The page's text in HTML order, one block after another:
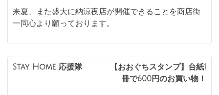
来夏、また盛大に納涼夜店が開催できることを商店街
一同心より願っております。
投
Stay Home 応援隊
【おおぐちスタンプ】台紙1
冊で600円のお買い物！